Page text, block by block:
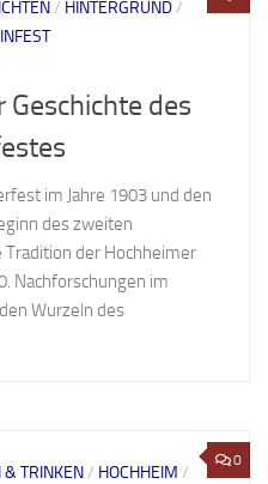
/ HINTERGRUND/
des
im Jahre 1903 und den
des zweiten
der Hochheimer
Nachforschungen im
Wurzeln des
0
& TRINKEN/ HOCHHEIM /